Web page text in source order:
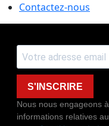
Contactez-nous
S'INSCRIRE
Nous nous engageons
informations relatives